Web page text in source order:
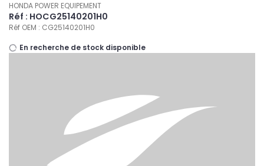
HONDA POWER EQUIPEMENT
Réf : HOCG25140201H0
Réf OEM : CG25140201H0
En recherche de stock disponible